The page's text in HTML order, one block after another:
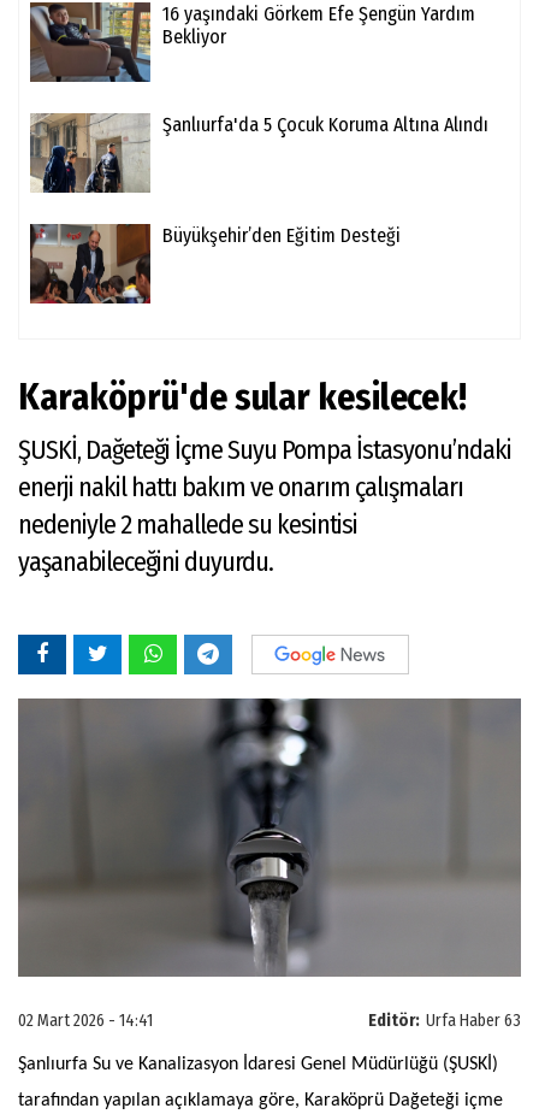
16 yaşındaki Görkem Efe Şengün Yardım
Bekliyor
Şanlıurfa'da 5 Çocuk Koruma Altına Alındı
Büyükşehir’den Eğitim Desteği
Karaköprü'de sular kesilecek!
ŞUSKİ, Dağeteği İçme Suyu Pompa İstasyonu’ndaki
enerji nakil hattı bakım ve onarım çalışmaları
nedeniyle 2 mahallede su kesintisi
yaşanabileceğini duyurdu.
Editör: Urfa Haber 63
02 Mart 2026 - 14:41
Şanlıurfa Su ve Kanalizasyon İdaresi Genel Müdürlüğü (ŞUSKİ)
tarafından yapılan açıklamaya göre, Karaköprü Dağeteği içme